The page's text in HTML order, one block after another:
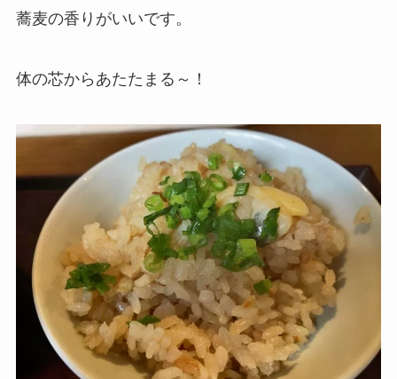
蕎麦の香りがいいです。
体の芯からあたたまる～！